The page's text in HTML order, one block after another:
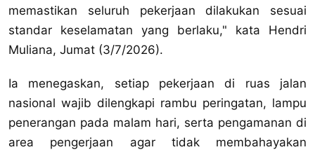
memastikan seluruh pekerjaan dilakukan sesuai
standar keselamatan yang berlaku," kata Hendri
Muliana, Jumat (3/7/2026).
Ia menegaskan, setiap pekerjaan di ruas jalan
nasional wajib dilengkapi rambu peringatan, lampu
penerangan pada malam hari, serta pengamanan di
area pengerjaan agar tidak membahayakan